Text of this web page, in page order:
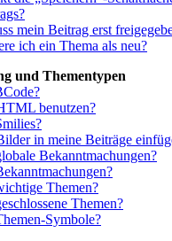
mein Beitrag erst
ich ein Thema als neu?
und Thementypen
benutzen?
in meine Beiträge
Bekanntmachungen?
Themen?
Themen?
Symbole?